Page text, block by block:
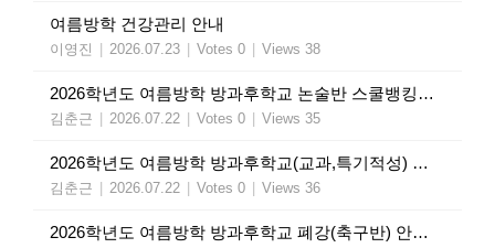
여름방학 건강관리 안내
이영진 2026.07.23 Votes 0 Views 38
2026학년도 여름방학 방과후학교 논술반 스쿨뱅킹 인출 안내
김춘근 2026.07.22 Votes 0 Views 35
2026학년도 여름방학 방과후학교(교과,특기적성) 수강료 인출 안내
김춘근 2026.07.22 Votes 0 Views 36
2026학년도 여름방학 방과후학교 폐강(축구반) 안내 가정통신문